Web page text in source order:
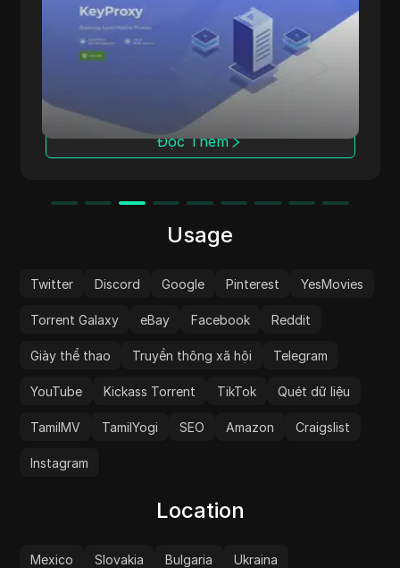
cấp proxy di động cấp doanh
lượng cao, đáp ứng nhu cầu của
và cá nhân tìm kiếm giải
2017, chúng tôi chuyên cung cấp
chất lượng cao với sự tập
định, bảo mật và tốc độ. Tại
tôi cam kết cung cấp công
Đọc Thêm
có khả năng
quốc gia và
phân tích dữ
Usage
Twitter Discord Google Pinterest YesMovies
Torrent Galaxy eBay Facebook Reddit
Giày thể thao Truyền thông xã hội Telegram
YouTube Kickass Torrent TikTok Quét dữ liệu
TamilMV TamilYogi SEO Amazon Craigslist
Instagram
Location
Mexico Slovakia Bulgaria Ukraina